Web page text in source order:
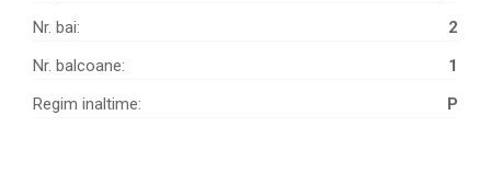
Nr. bai:
2
Nr. balcoane:
1
Regim inaltime:
P